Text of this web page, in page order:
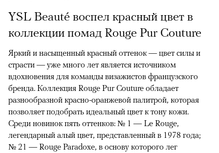
YSL Beauté воспел красный цвет в
коллекции помад Rouge Pur Couture
Яркий и насыщенный красный оттенок — цвет силы и
страсти — уже много лет является источником
вдохновения для команды визажистов французского
бренда. Коллекция Rouge Pur Couture обладает
разнообразной красно-оранжевой палитрой, которая
позволяет подобрать идеальный цвет к тону кожи.
Среди новинок пять оттенков: № 1 — Le Rouge,
легендарный алый цвет, представленный в 1978 года;
№ 21 — Rouge Paradoxe, в основу которого лег